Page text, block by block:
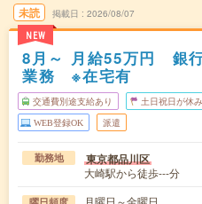
未読
NEW
掲載日 2026/08/07
8月～ 月給55万円 銀
業務 ※在宅有
交通費別途支給あり 土日祝日が休み
WEB登録OK 派遣
勤務地 東京都品川区
大崎駅から徒歩---分
月曜日～金曜日